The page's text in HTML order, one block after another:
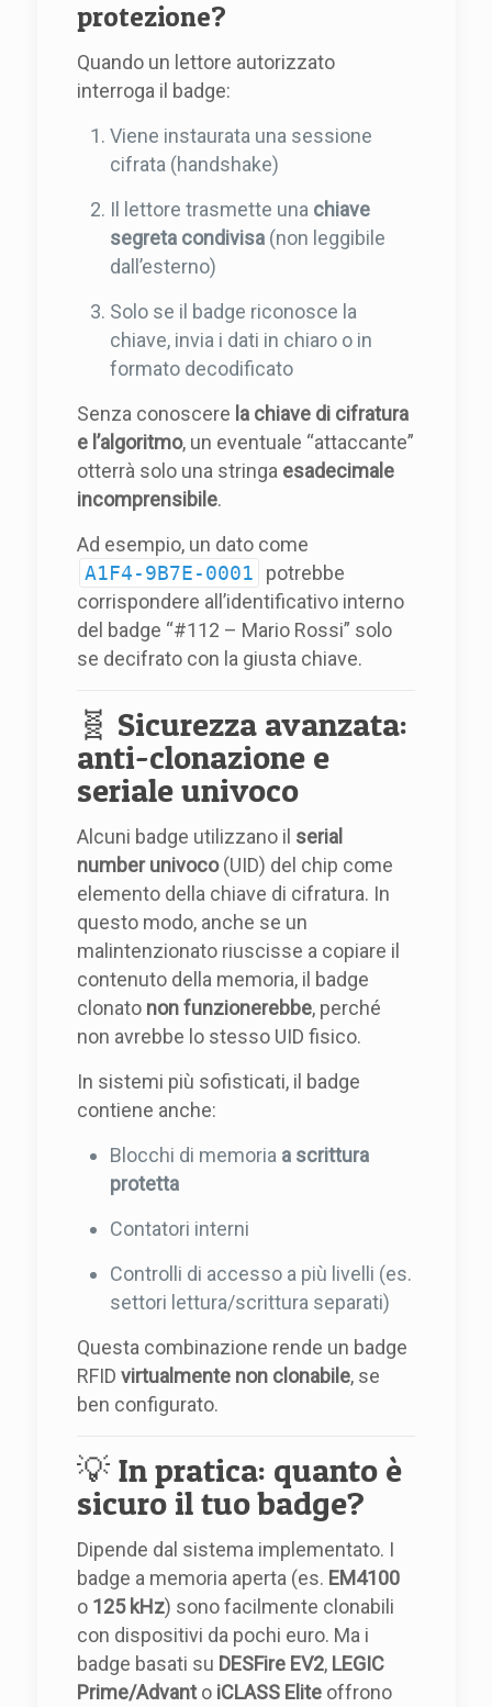
protezione?
Quando un lettore autorizzato
interroga il badge:
Viene instaurata una sessione
cifrata (handshake)
Il lettore trasmette una chiave
segreta condivisa (non leggibile
dall’esterno)
Solo se il badge riconosce la
chiave, invia i dati in chiaro o in
formato decodificato
Senza conoscere la chiave di cifratura
e l’algoritmo, un eventuale “attaccante”
otterrà solo una stringa esadecimale
incomprensibile.
Ad esempio, un dato come
A1F4-9B7E-0001
potrebbe
corrispondere all’identificativo interno
del badge “#112 – Mario Rossi” solo
se decifrato con la giusta chiave.
🧬 Sicurezza avanzata:
anti-clonazione e
seriale univoco
Alcuni badge utilizzano il serial
number univoco(UID) del chip come
elemento della chiave di cifratura. In
questo modo, anche se un
malintenzionato riuscisse a copiare il
contenuto della memoria, il badge
clonato non funzionerebbe, perché
non avrebbe lo stesso UID fisico.
In sistemi più sofisticati, il badge
contiene anche:
Blocchi di memoria a scrittura
protetta
Contatori interni
Controlli di accesso a più livelli (es.
settori lettura/scrittura separati)
Questa combinazione rende un badge
RFIDvirtualmente non clonabile, se
ben configurato.
💡 In pratica: quanto è
sicuro il tuo badge?
Dipende dal sistema implementato. I
badge a memoria aperta (es. EM4100
o 125 kHz) sono facilmente clonabili
con dispositivi da pochi euro. Ma i
badge basati su DESFire EV2, LEGIC
Prime/Advanto iCLASS Elite offrono